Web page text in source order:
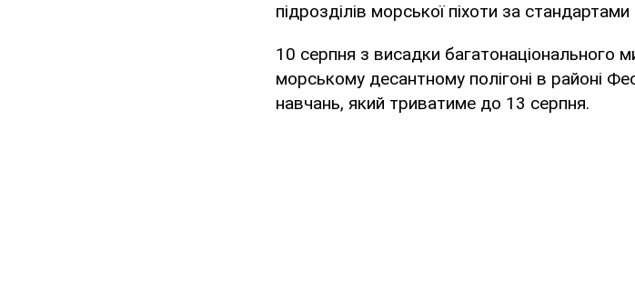
підрозділів морської піхоти за
10 серпня з висадки багатонаціонального
морському десантному полігоні в районі
навчань, який триватиме до 13 серпня.